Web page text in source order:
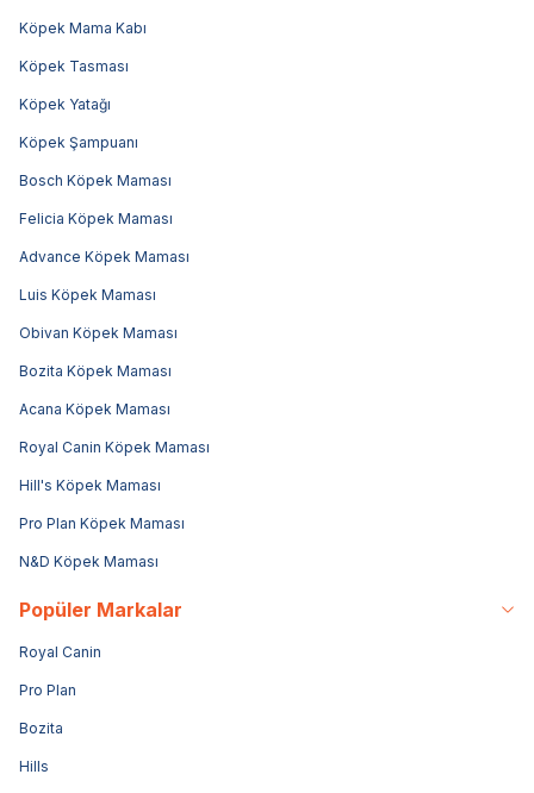
Köpek Mama Kabı
Köpek Tasması
Köpek Yatağı
Köpek Şampuanı
Bosch Köpek Maması
Felicia Köpek Maması
Advance Köpek Maması
Luis Köpek Maması
Obivan Köpek Maması
Bozita Köpek Maması
Acana Köpek Maması
Royal Canin Köpek Maması
Hill's Köpek Maması
Pro Plan Köpek Maması
N&D Köpek Maması
Popüler Markalar
Royal Canin
Pro Plan
Bozita
Hills